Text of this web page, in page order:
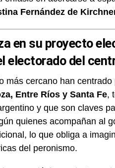
Fernández de
en su proyecto
electorado del
más cercano han
Entre Ríos y Santa Fe,
y que son claves
quienes acompañan al
lo que obliga a
del peronismo.